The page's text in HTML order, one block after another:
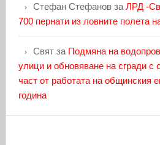
Стефан Стефановза ЛРД -
700 пернати из ловните полета
Святза Подмяна на
улици и обновяване на сгради с
част от работата на общинския
година